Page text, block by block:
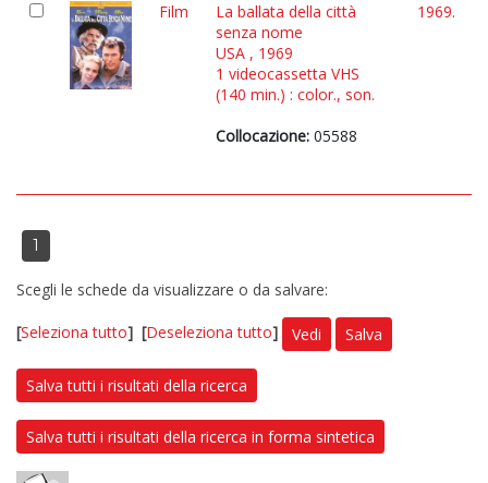
Film
La ballata della città
senza nome
USA , 1969
1 videocassetta VHS
(140 min.) : color., son.
Collocazione: 05588
1969.
1
Scegli le schede da visualizzare o da salvare:
[Seleziona tutto] [Deseleziona tutto] Vedi Salva
Salva tutti i risultati della ricerca
Salva tutti i risultati della ricerca in forma sintetica